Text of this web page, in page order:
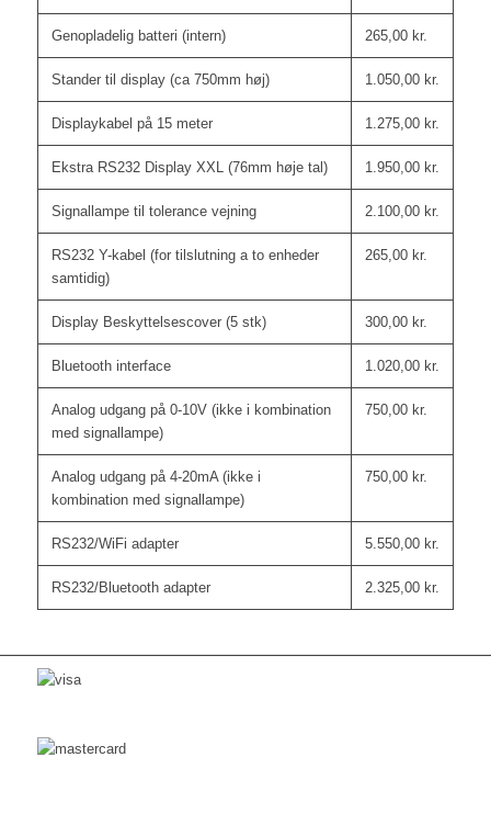
Genopladelig batteri (intern) 265,00 kr.
Stander til display (ca 750mm høj) 1.050,00 kr.
Displaykabel på 15 meter 1.275,00 kr.
Ekstra RS232 Display XXL (76mm høje tal) 1.950,00 kr.
Signallampe til tolerance vejning 2.100,00 kr.
RS232 Y-kabel (for tilslutning a to enheder
samtidig)
265,00 kr.
Display Beskyttelsescover (5 stk) 300,00 kr.
Bluetooth interface 1.020,00 kr.
Analog udgang på 0-10V (ikke i kombination
med signallampe)
750,00 kr.
Analog udgang på 4-20mA (ikke i
kombination med signallampe)
750,00 kr.
RS232/WiFi adapter 5.550,00 kr.
RS232/Bluetooth adapter 2.325,00 kr.